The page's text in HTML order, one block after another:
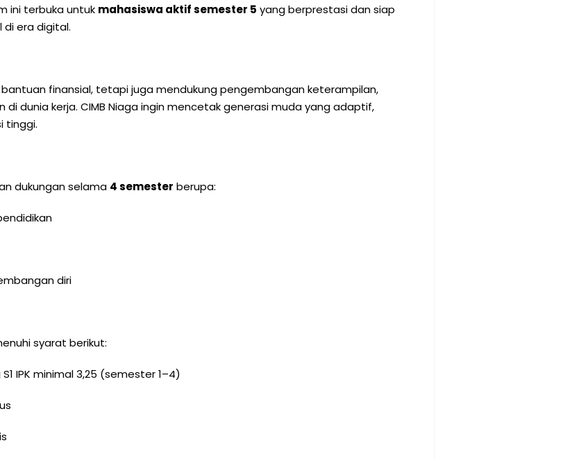
ini terbuka untuk mahasiswa aktif semester 5 yang berprestasi dan siap
di era digital.
finansial, tetapi juga mendukung pengembangan keterampilan,
di dunia kerja. CIMB Niaga ingin mencetak generasi muda yang adaptif,
tinggi.
dukungan selama 4 semester berupa:
diri
syarat berikut:
IPK minimal 3,25 (semester 1–4)